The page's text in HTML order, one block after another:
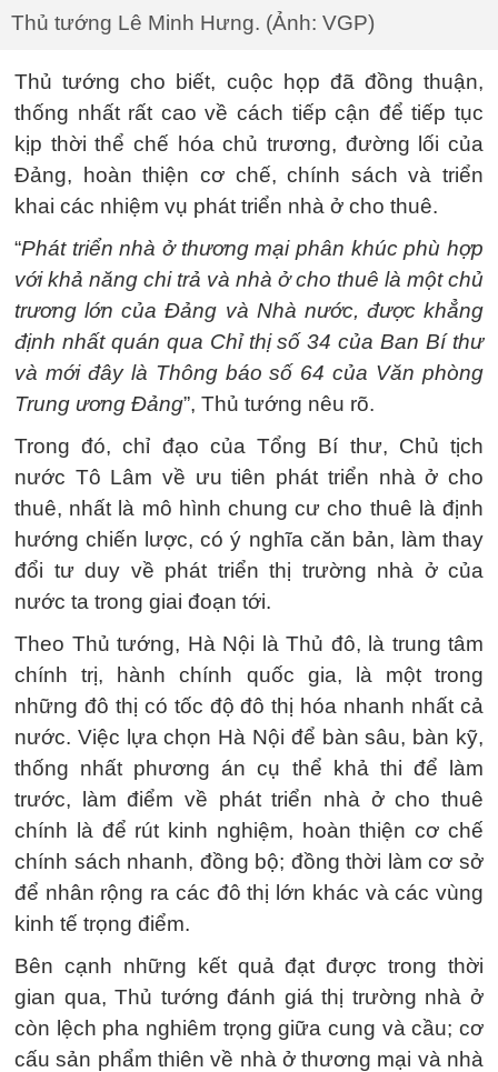
Thủ tướng Lê Minh Hưng. (Ảnh: VGP)
Thủ tướng cho biết, cuộc họp đã đồng thuận,
thống nhất rất cao về cách tiếp cận để tiếp tục
kịp thời thể chế hóa chủ trương, đường lối của
Đảng, hoàn thiện cơ chế, chính sách và triển
khai các nhiệm vụ phát triển nhà ở cho thuê.
“Phát triển nhà ở thương mại phân khúc phù hợp
với khả năng chi trả và nhà ở cho thuê là một chủ
trương lớn của Đảng và Nhà nước, được khẳng
định nhất quán qua Chỉ thị số 34 của Ban Bí thư
và mới đây là Thông báo số 64 của Văn phòng
Trung ương Đảng”, Thủ tướng nêu rõ.
Trong đó, chỉ đạo của Tổng Bí thư, Chủ tịch
nước Tô Lâm về ưu tiên phát triển nhà ở cho
thuê, nhất là mô hình chung cư cho thuê là định
hướng chiến lược, có ý nghĩa căn bản, làm thay
đổi tư duy về phát triển thị trường nhà ở của
nước ta trong giai đoạn tới.
Theo Thủ tướng, Hà Nội là Thủ đô, là trung tâm
chính trị, hành chính quốc gia, là một trong
những đô thị có tốc độ đô thị hóa nhanh nhất cả
nước. Việc lựa chọn Hà Nội để bàn sâu, bàn kỹ,
thống nhất phương án cụ thể khả thi để làm
trước, làm điểm về phát triển nhà ở cho thuê
chính là để rút kinh nghiệm, hoàn thiện cơ chế
chính sách nhanh, đồng bộ; đồng thời làm cơ sở
để nhân rộng ra các đô thị lớn khác và các vùng
kinh tế trọng điểm.
Bên cạnh những kết quả đạt được trong thời
gian qua, Thủ tướng đánh giá thị trường nhà ở
còn lệch pha nghiêm trọng giữa cung và cầu; cơ
cấu sản phẩm thiên về nhà ở thương mại và nhà